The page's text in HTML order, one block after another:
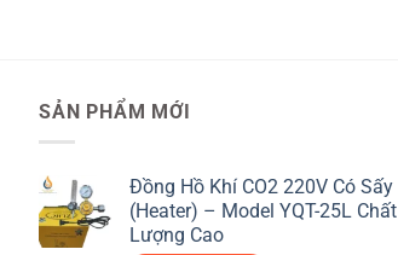
SẢN PHẨM MỚI
Đồng Hồ Khí CO2 220V Có Sấy
(Heater) – Model YQT-25L Chất
Lượng Cao